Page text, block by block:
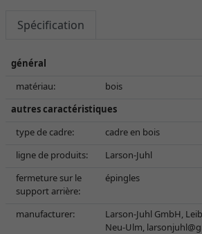
Spécification
général
matériau:
bois
autres caractéristiques
type de cadre:
cadre en bois
ligne de produits:
Larson-Juhl
fermeture sur le
support arrière:
épingles
manufacturer:
Larson-Juhl GmbH,
Neu-Ulm,